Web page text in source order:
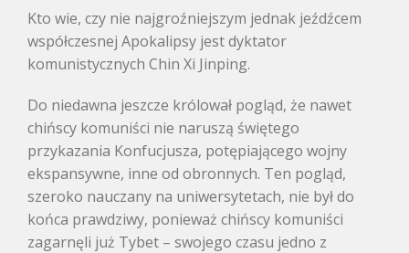
Kto wie, czy nie najgroźniejszym jednak jeźdźcem
współczesnej Apokalipsy jest dyktator
komunistycznych Chin Xi Jinping.
Do niedawna jeszcze królował pogląd, że nawet
chińscy komuniści nie naruszą świętego
przykazania Konfucjusza, potępiającego wojny
ekspansywne, inne od obronnych. Ten pogląd,
szeroko nauczany na uniwersytetach, nie był do
końca prawdziwy, ponieważ chińscy komuniści
zagarnęli już Tybet – swojego czasu jedno z